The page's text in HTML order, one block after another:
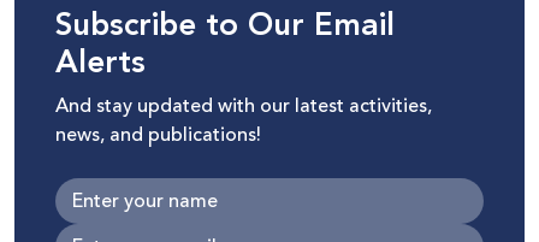
Subscribe to Our Email
Alerts
And stay updated with our latest activities,
news, and publications!